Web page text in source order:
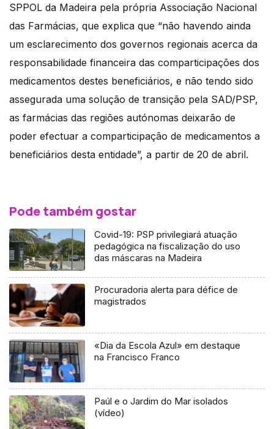
SPPOL da Madeira pela própria Associação Nacional
das Farmácias, que explica que “não havendo ainda
um esclarecimento dos governos regionais acerca da
responsabilidade financeira das comparticipações dos
medicamentos destes beneficiários, e não tendo sido
assegurada uma solução de transição pela SAD/PSP,
as farmácias das regiões autónomas deixarão de
poder efectuar a comparticipação de medicamentos a
beneficiários desta entidade”, a partir de 20 de abril.
Pode também gostar
Covid-19: PSP privilegiará atuação
pedagógica na fiscalização do uso
das máscaras na Madeira
Procuradoria alerta para défice de
magistrados
«Dia da Escola Azul» em destaque
na Francisco Franco
Paúl e o Jardim do Mar isolados
(vídeo)